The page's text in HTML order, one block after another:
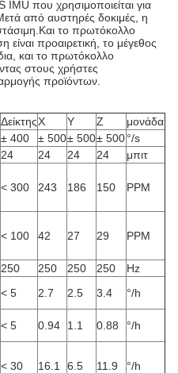
IMU που χρησιμοποιείται για
από αυστηρές δοκιμές, η
το πρωτόκολλο
είναι προαιρετική, το μέγεθος
και το πρωτόκολλο
στους χρήστες
προϊόντων.
ΔείκτηςX Y Z μονάδα
± 400 ± 500± 500± 500°/s
24 24 24 24
μπιτ
< 300 243 186 150 PPM
< 100 42 27 29 PPM
250 250 250 250
Hz
< 5 2.7 2.5 3.4
°/h
< 5 0.94 1.1 0.88
°/h
< 30 16.1 6.5 11.9 °/h